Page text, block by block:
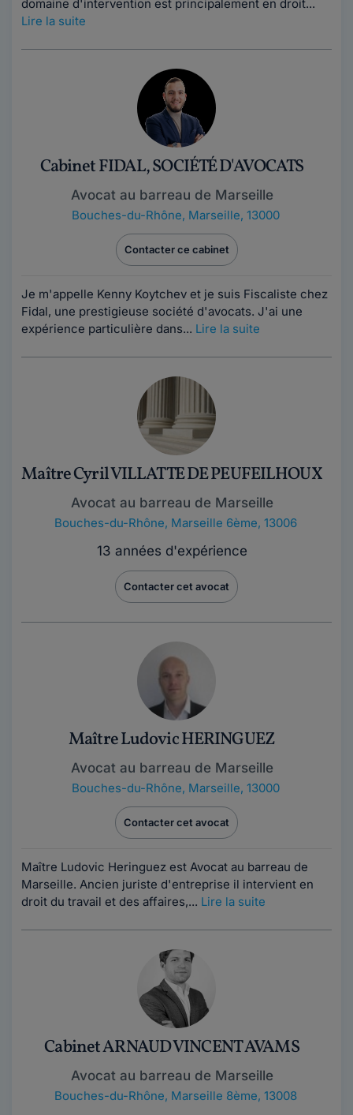
domaine d'intervention est principalement en droit...
Lire la suite
Cabinet FIDAL, SOCIÉTÉ D'AVOCATS
Avocat au barreau de Marseille
Bouches-du-Rhône, Marseille, 13000
Contacter ce cabinet
Je m'appelle Kenny Koytchev et je suis Fiscaliste chez
Fidal, une prestigieuse société d'avocats. J'ai une
expérience particulière dans... Lire la suite
Maître Cyril VILLATTE DE PEUFEILHOUX
Avocat au barreau de Marseille
Bouches-du-Rhône, Marseille 6ème, 13006
13 années d'expérience
Contacter cet avocat
Maître Ludovic HERINGUEZ
Avocat au barreau de Marseille
Bouches-du-Rhône, Marseille, 13000
Contacter cet avocat
Maître Ludovic Heringuez est Avocat au barreau de
Marseille. Ancien juriste d'entreprise il intervient en
droit du travail et des affaires,... Lire la suite
Cabinet ARNAUD VINCENT AVAMS
Avocat au barreau de Marseille
Bouches-du-Rhône, Marseille 8ème, 13008